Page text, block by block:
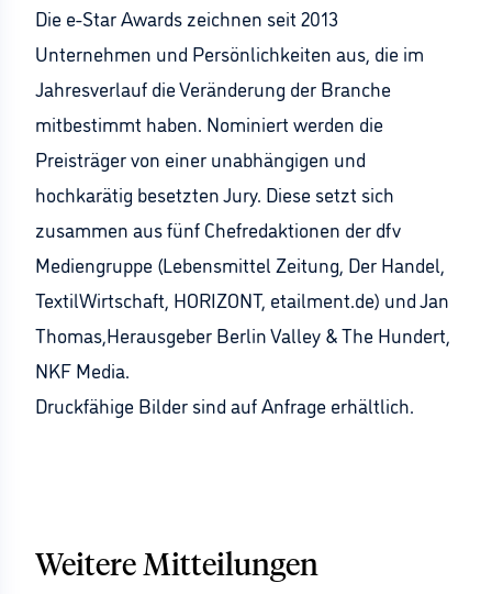
Die e-Star Awards zeichnen seit 2013
Unternehmen und Persönlichkeiten aus, die im
Jahresverlauf die Veränderung der Branche
mitbestimmt haben. Nominiert werden die
Preisträger von einer unabhängigen und
hochkarätig besetzten Jury. Diese setzt sich
zusammen aus fünf Chefredaktionen der dfv
Mediengruppe (Lebensmittel Zeitung, Der Handel,
TextilWirtschaft, HORIZONT, etailment.de) und Jan
Thomas,Herausgeber Berlin Valley & The Hundert,
NKF Media.
Druckfähige Bilder sind auf Anfrage erhältlich.
Weitere Mitteilungen